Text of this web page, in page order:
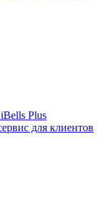
Plus
для клиентов